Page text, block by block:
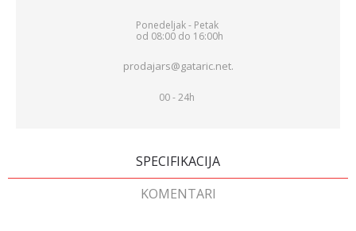
Ponedeljak - Petak
od 08:00 do 16:00h
prodajars@gataric.net.
00 - 24h
SPECIFIKACIJA
KOMENTARI